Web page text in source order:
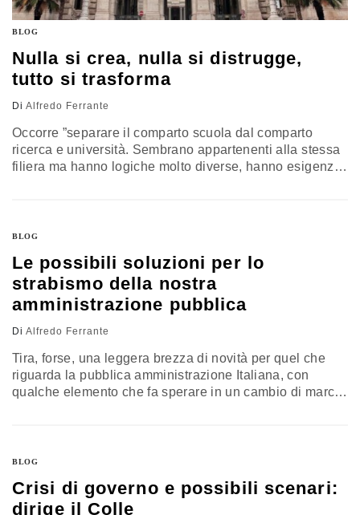
BLOG
Nulla si crea, nulla si distrugge,
tutto si trasforma
Di Alfredo Ferrante
Occorre ”separare il comparto scuola dal comparto
ricerca e università. Sembrano appartenenti alla stessa
filiera ma hanno logiche molto diverse, hanno esigenze
Consiglio dei ministri nel corso della conferenza stampa
BLOG
Le possibili soluzioni per lo
strabismo della nostra
amministrazione pubblica
Di Alfredo Ferrante
Tira, forse, una leggera brezza di novità per quel che
riguarda la pubblica amministrazione Italiana, con
qualche elemento che fa sperare in un cambio di marcia
i dirigenti pubblici, che si aspettava ormai da dieci anni,
BLOG
Crisi di governo e possibili scenari:
dirige il Colle